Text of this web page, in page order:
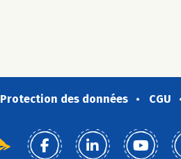
Protection des données CGU